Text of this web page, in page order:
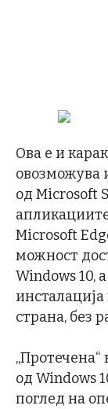
Ова е и
овозможува
од Microsoft
Microsoft
можност
Windows 10,
инсталација
страна, без
„Протечена“
од Windows
поглед на